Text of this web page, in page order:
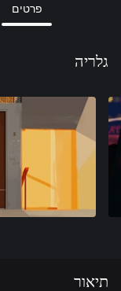
פרטים
גלריה
תיאור